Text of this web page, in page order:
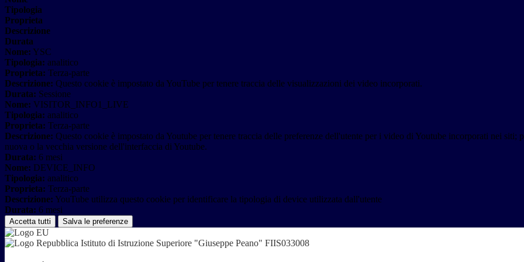
Tipologia
Proprieta
Descrizione
Durata
Nome: YSC
Tipologia: analitico
Proprieta: Terza-parte
Descrizione: Questo cookie è impostato da YouTube per tenere traccia delle visualizzazioni dei video incorporati.
Durata: Sessione
Nome: VISITOR_INFO1_LIVE
Tipologia: analitico
Proprieta: Terza-parte
Descrizione: Questo cookie è impostato da Youtube per tenere traccia delle preferenze dell'utente per i video di Youtube incorporati nei
nuova o la vecchia versione dell'interfaccia di Youtube.
Durata: 6 mesi
Nome: DEVICE_INFO
Tipologia: analitico
Proprieta: Terza-parte
Descrizione: YouTube utilizza questo cookie per identificare la tipologia di device utilizzata dall'utente
Durata: 6 mesi
Accetta tutti Salva le preferenze
Istituto di Istruzione Superiore "Giuseppe Peano" FIIS033008